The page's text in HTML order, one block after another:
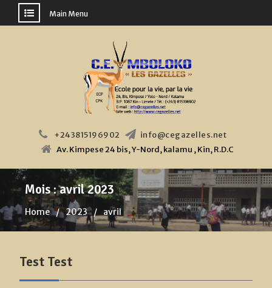
Main Menu
+243815196902
info@cegazelles.net
Av. Kimpese 24 bis, Y-Nord, kalamu , Kin, R.D.C
Mois :avril 2023
Home 2023 avril
Test Test